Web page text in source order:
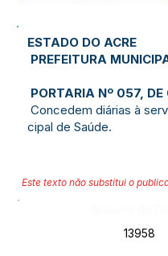
ESTADO DO ACRE
PREFEITURA
PORTARIA Nº 057, DE
Concedem diárias à
cipal de Saúde.
Este texto não substitui o
13958